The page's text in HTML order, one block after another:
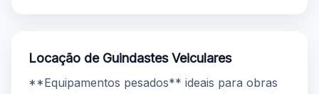
Locação de Guindastes Veiculares
**Equipamentos pesados** ideais para obras